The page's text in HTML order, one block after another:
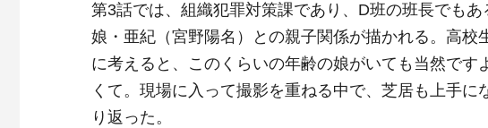
第3話では、組織犯罪対策課であり、D班の班長でも
娘・亜紀（宮野陽名）との親子関係が描かれる。高
に考えると、このくらいの年齢の娘がいても当然で
くて。現場に入って撮影を重ねる中で、芝居も上手
り返った。